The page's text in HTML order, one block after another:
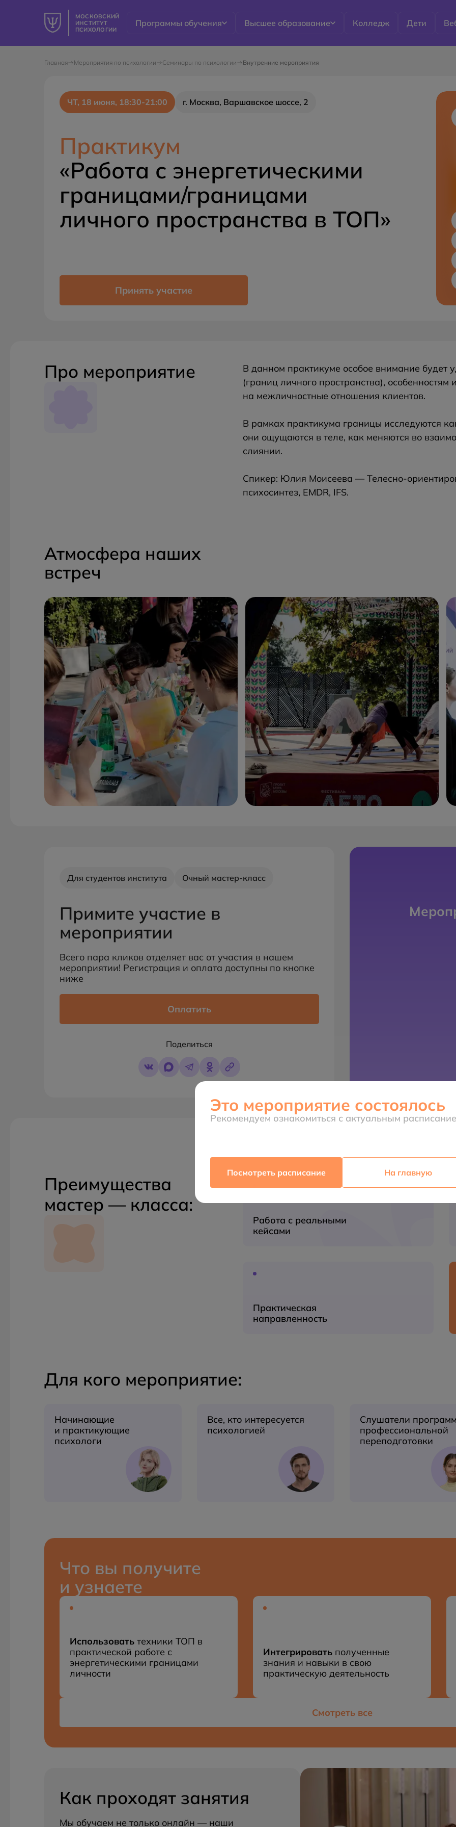
МОСКОВСКИЙ
ИНСТИТУТ
ПСИХОЛОГИИ
Программы обучения Высшее образование Колледж Дети
Главная Мероприятия по психологии Семинары по психологии Внутренние мероприятия
ЧТ, 18 июня, 18:30-21:00 г. Москва, Варшавское шоссе, 2
Практикум
«Работа с энергетическими
границами/границами
личного пространства в ТОП»
Принять участие
Про мероприятие
В данном практикуме особое внимание будет
(границ личного пространства),
на межличностные отношения клиентов.
В рамках практикума границы исследуются
они ощущаются в теле, как меняются во
слиянии.
Спикер: Юлия Моисеева — Телесно-
психосинтез, EMDR, IFS.
Атмосфера наших
встреч
Для студентов института Очный мастер-класс
Примите участие в
мероприятии
Всего пара кликов отделяет вас от участия в нашем
мероприятии! Регистрация и оплата доступны по кнопке
ниже
Оплатить
Поделиться
Преимущества
мастер — класса:
Работа с реальными
кейсами
Практическая
направленность
Для кого мероприятие:
Начинающие
и практикующие
психологи
Все, кто интересуется
психологией
Слушатели
профессиональной
переподготовки
Что вы получите
и узнаете
Использовать техники ТОП в
практической работе с
энергетическими границами
личности
Интегрировать полученные
знания и навыки в свою
практическую деятельность
Смотреть все
Как проходят занятия
Мы обучаем не только онлайн — наши
Это мероприятие состоялось
Рекомендуем ознакомиться с актуальным
Посмотреть расписание На главную